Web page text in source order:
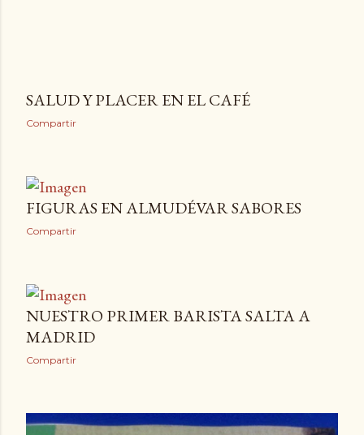
SALUD Y PLACER EN EL CAFÉ
Compartir
FIGURAS EN ALMUDÉVAR SABORES
Compartir
NUESTRO PRIMER BARISTA SALTA A
MADRID
Compartir